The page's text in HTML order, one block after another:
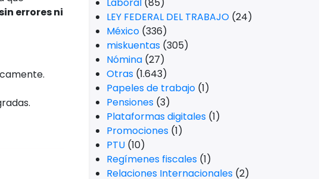
errores ni
LEY FEDERAL DEL TRABAJO (24)
México (336)
miskuentas (305)
Nómina (27)
Otras (1.643)
Papeles de trabajo (1)
Pensiones (3)
Plataformas digitales (1)
Promociones (1)
PTU (10)
Regímenes fiscales (1)
Relaciones Internacionales (2)